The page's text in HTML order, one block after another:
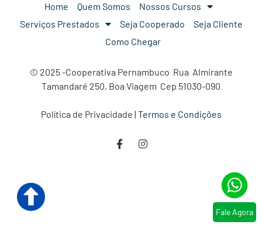
Home Quem Somos
Nossos Cursos
Serviços Prestados
Seja Cooperado
Seja Cliente
Como Chegar
© 2025 -Cooperativa Pernambuco Rua Almirante
Tamandaré 250, Boa Viagem Cep 51030-090
Política de Privacidade | Termos e Condições
Fale Agora